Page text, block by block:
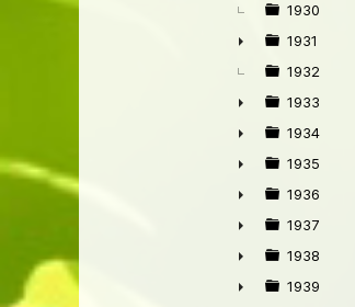
1930
►
1931
1932
►
1933
►
1934
►
1935
►
1936
►
1937
►
1938
1939